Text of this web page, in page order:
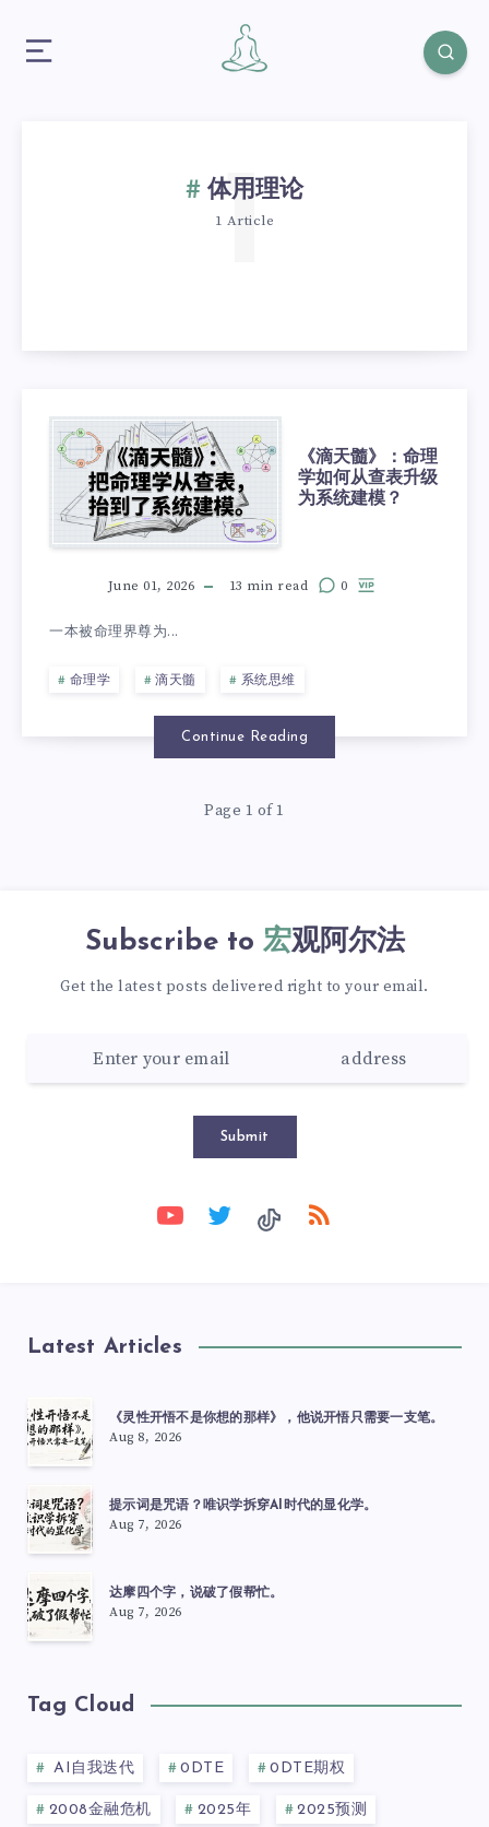
体用理论
1 Article
1
《滴天髓》：命理
学如何从查表升级
为系统建模？
June 01, 2026 13 min read 0
一本被命理界尊为...
命理学 滴天髓 系统思维
Continue Reading
Page 1 of 1
Subscribe to 宏观阿尔法
Get the latest posts delivered right to your email.
Submit
Latest Articles
《灵性开悟不是你想的那样》，他说开悟只需要一支笔。
Aug 8, 2026
提示词是咒语？唯识学拆穿AI时代的显化学。
Aug 7, 2026
达摩四个字，说破了假帮忙。
Aug 7, 2026
Tag Cloud
AI自我迭代 0DTE 0DTE期权
2008金融危机 2025年 2025预测